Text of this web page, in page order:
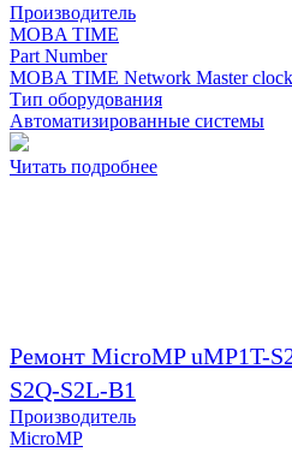
Производитель
MOBA TIME
Part Number
MOBA TIME Network Master
Тип оборудования
Автоматизированные системы
Читать подробнее
Ремонт MicroMP uMP1T-
S2Q-S2L-B1
Производитель
MicroMP